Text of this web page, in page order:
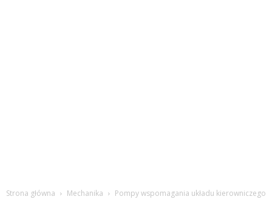
Strona główna Mechanika Pompy wspomagania układu kierowniczego